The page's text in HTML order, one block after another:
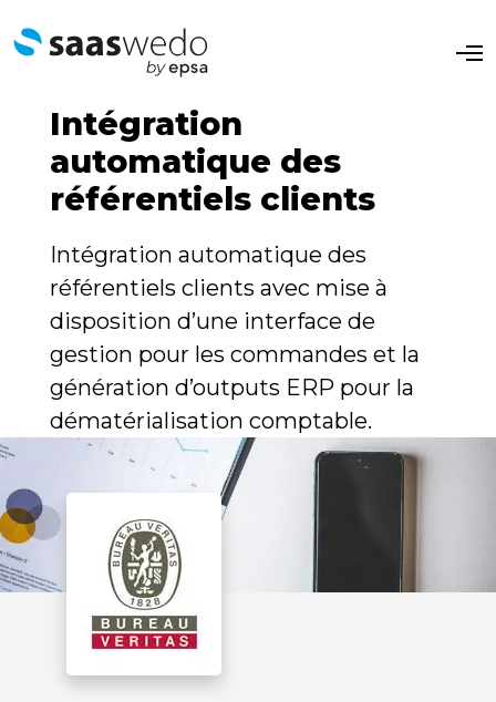
O
Intégration
automatique des
référentiels clients
Intégration automatique des
référentiels clients avec mise à
disposition d’une interface de
gestion pour les commandes et la
génération d’outputs ERP pour la
dématérialisation comptable.